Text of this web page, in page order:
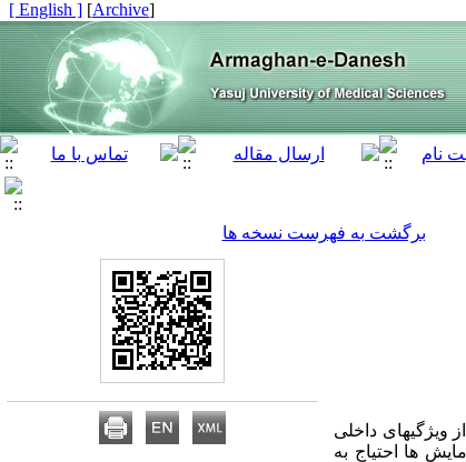
[
Archive
]
[ English ]
برگشت به فهرست نسخه ها
ویژگیهای داخلی
ها احتیاج به